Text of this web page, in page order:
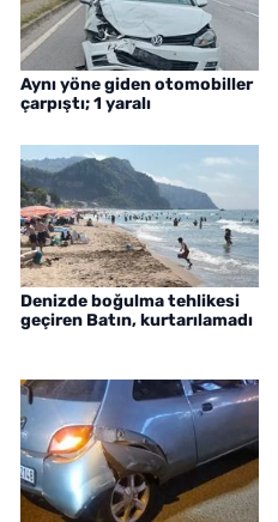
Aynı yöne giden otomobiller
çarpıştı; 1 yaralı
Denizde boğulma tehlikesi
geçiren Batın, kurtarılamadı